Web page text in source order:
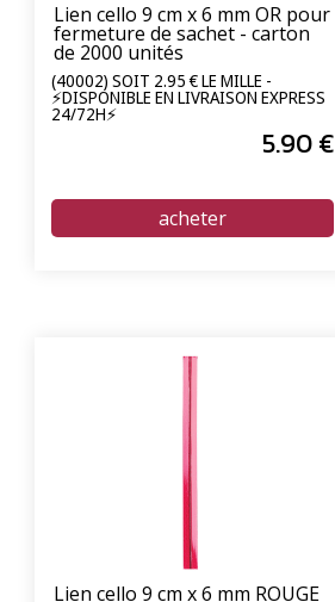
Lien cello 9 cm x 6 mm OR pour
fermeture de sachet - carton
de 2000 unités
(40002) SOIT 2.95 € LE MILLE -
⚡DISPONIBLE EN LIVRAISON EXPRESS
24/72H⚡
5.90€
Lien cello 9 cm x 6 mm ROUGE